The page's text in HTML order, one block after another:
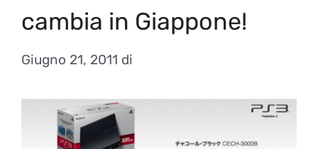
cambia in Giappone!
Giugno 21, 2011 di